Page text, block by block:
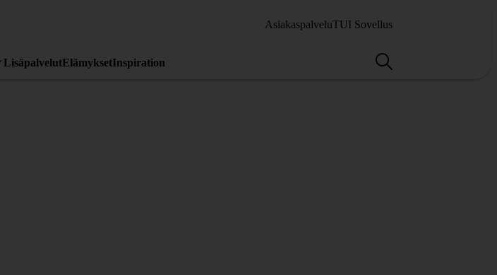
AsiakaspalveluTUI Sovellus
LisäpalvelutElämyksetInspiration